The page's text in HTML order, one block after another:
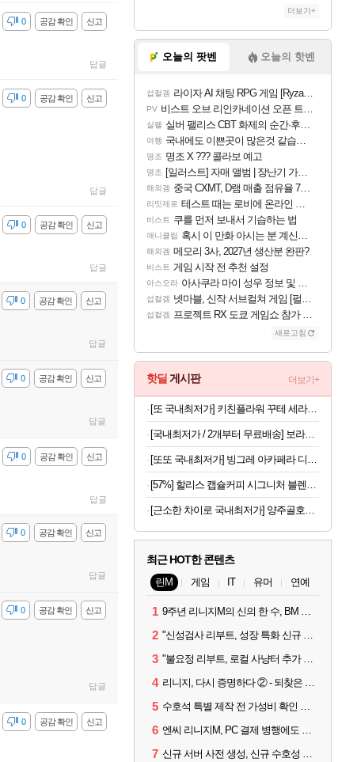
신고
공감 확인
0
답글
신고
공감 확인
0
답글
신고
공감 확인
0
답글
신고
공감 확인
0
답글
신고
공감 확인
0
답글
신고
공감 확인
0
답글
신고
공감 확인
0
답글
신고
공감 확인
0
답글
신고
공감 확인
0
더보기+
오늘의 팟벤 오늘의 핫벤
섭컬겜 라이자 AI 채팅 RPG 게임 [RyzaChat: AI] 공개
PV 비스트 오브 리인카네이션 오픈 트레일러
실팰 실버 팰리스 CBT 화제의 순간·후기 모음
여행 국내에도 이쁜곳이 많은것 같습니다
명조 명조 X ??? 콜라보 예고
명조 [일러스트] 자매 앨범 | 장난기 가득한 오후의 공원 (리메이크판)
해외겜 중국 CXMT, D램 매출 점유율 7%…글로벌 4위로 부상
리밋제로 테스트 때는 로비에 온라인 기능이 있는데
비스트 쿠를 먼저 보내서 기습하는 법
애니클립 혹시 이 만화 아시는 분 계신가요
해외겜 메모리 3사, 2027년 생산분 완판?
비스트 게임 시작 전 추천 설정
아스오라 아사쿠라 마이 성우 정보 및 주요 필모
섭컬겜 넷마블, 신작 서브컬쳐 게임 [펄 인 블루] 티저 사이트 오픈
섭컬겜 프로젝트 RX 도쿄 게임쇼 참가 결정
새로고침
핫딜 게시판 더보기+
[또 국내최저가] 키친플라워 꾸테 세라믹 인덕션 냄비 편수 18cm x 2개
[국내최저가 / 2개부터 무료배송] 보라톡스 보라효소101 곡물발효효소 프로바이오틱스 30포
[근소한 차이로 국내최저가] 양주골호랑떡 문어발소떡 1kg
최근 HOT한 콘텐츠
린M 게임 IT 유머 연예
1 9주년 리니지M의 신의 한 수, BM 장비 아데나 판매 예고
2 "신성검사 리부트, 성장 특화 신규 서버" 리니지M 3월 업데이트 예고
3 "불요정 리부트, 로컬 사냥터 추가 예정" 리니지M 9주년 업데이트 예고
4 리니지, 다시 증명하다 ② - 되찾은 모바일 왕좌
5 수호석 특별 제작 전 가성비 확인 필수! 3월 2주차 업데이트 이슈
6 엔씨 리니지M, PC 결제 병행에도 모바일 '매출 1위' 탈환
7 신규 서버 사전 생성, 신규 수호성 추가 등 3월 1주차 업데이트 이슈